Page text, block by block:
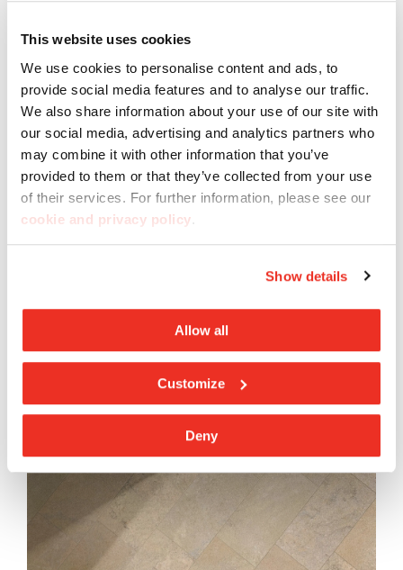
This website uses cookies
We use cookies to personalise content and ads, to
provide social media features and to analyse our traffic.
We also share information about your use of our site with
our social media, advertising and analytics partners who
may combine it with other information that you’ve
provided to them or that they’ve collected from your use
of their services. For further information, please see our
cookie and privacy policy.
Show details
Allow all
Customize
Deny
Terrae Beige